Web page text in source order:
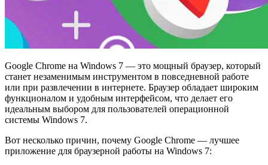
Google Chrome на Windows 7 — это мощный браузер, который
станет незаменимым инструментом в повседневной работе
или при развлечении в интернете. Браузер обладает широким
функционалом и удобным интерфейсом, что делает его
идеальным выбором для пользователей операционной
системы Windows 7.
Вот несколько причин, почему Google Chrome — лучшее
приложение для браузерной работы на Windows 7: